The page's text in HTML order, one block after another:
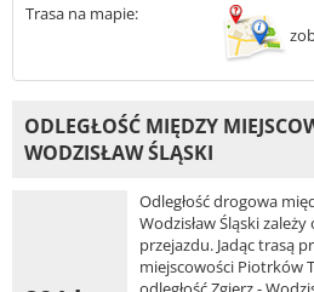
Trasa na mapie:
ODLEGŁOŚĆ MIĘDZY
WODZISŁAW ŚLĄSKI
Odległość drogowa
Wodzisław Śląski
przejazdu. Jadąc trasą
miejscowości Piotrków